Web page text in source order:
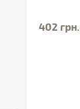
402 грн.